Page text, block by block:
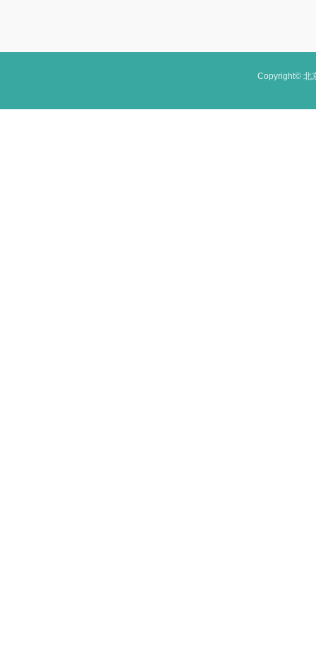
Copyright© 北